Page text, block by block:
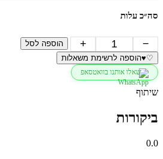
סה״כ עלות
−
כמות
של
עגילי
חישוק
עבים
מכסף
+
הוספה לסל
♡
♥הוספה לרשימת משאלות
שאלו אותנו בוואטסאפ
שיתוף
ביקורות
0.0